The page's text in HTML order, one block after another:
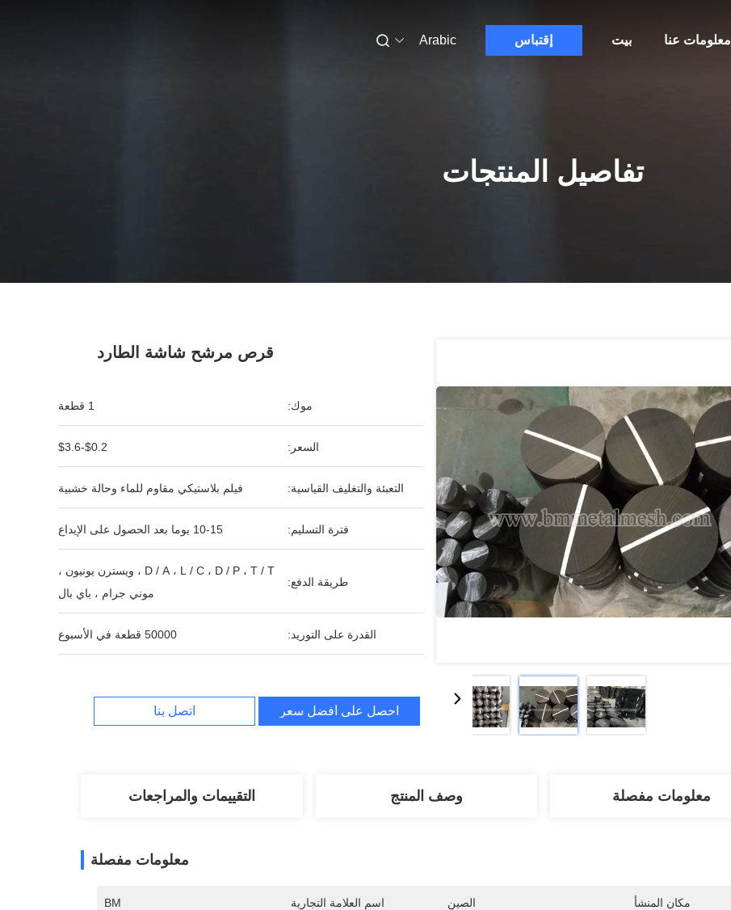
بيت معلومات عنا إقتباس Arabic
تفاصيل المنتجات
قرص مرشح شاشة الطارد
موك: 1 قطعة
السعر: $0.2-$3.6
التعبئة والتغليف القياسية: فيلم بلاستيكي مقاوم للماء وحالة خشبية
فترة التسليم: 10-15 يوما بعد الحصول على الإيداع
طريقة الدفع:
D / A ، L / C ، D / P ، T / T ، ويسترن يونيون ،
موني جرام ، باي بال
القدرة على التوريد: 50000 قطعة في الأسبوع
احصل على أفضل سعر اتصل بنا
معلومات مفصلة وصف المنتج التقييمات والمراجعات
معلومات مفصلة
مكان المنشأ الصين اسم العلامة التجارية BM